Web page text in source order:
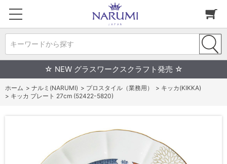
キーワードから探す
☆ NEW グラスワークスクラフト発売 ☆
ホーム > ナルミ(NARUMI) > プロスタイル（業務用） > キッカ(KIKKA)
> キッカ プレート 27cm (52422-5820)